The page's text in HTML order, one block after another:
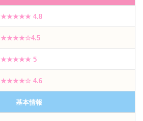
★★★★★ 4.8
★★★★☆4.5
★★★★★ 5
★★★★☆ 4.6
基本情報